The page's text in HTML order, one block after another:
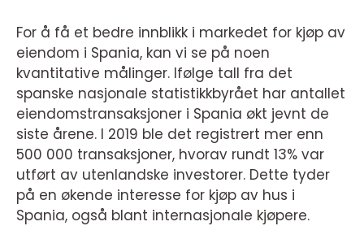
For å få et bedre innblikk i markedet for kjøp av
eiendom i Spania, kan vi se på noen
kvantitative målinger. Ifølge tall fra det
spanske nasjonale statistikkbyrået har antallet
eiendomstransaksjoner i Spania økt jevnt de
siste årene. I 2019 ble det registrert mer enn
500 000 transaksjoner, hvorav rundt 13% var
utført av utenlandske investorer. Dette tyder
på en økende interesse for kjøp av hus i
Spania, også blant internasjonale kjøpere.